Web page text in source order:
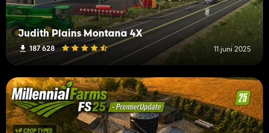
Judith Plains Montana 4X
187 628 11 juni 2025